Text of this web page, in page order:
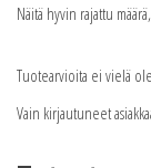
Näitä hyvin rajattu
Tuotearvioita ei vielä
Vain kirjautuneet